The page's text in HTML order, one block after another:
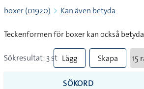
boxer (01920) Kan även betyda
Teckenformen för boxer kan också betyda
Sökresultat: 3 st Lägg
till
Skapa
SÖKORD